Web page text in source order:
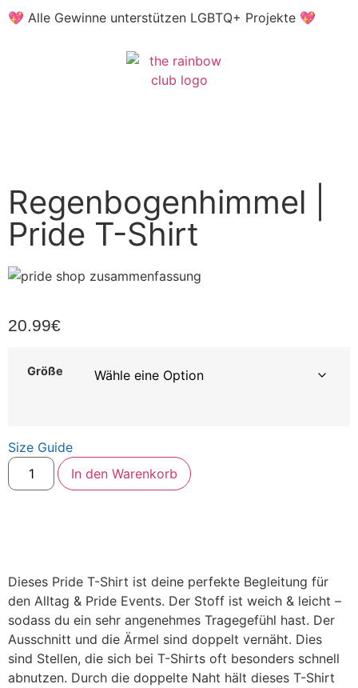
💖 Alle Gewinne unterstützen LGBTQ+ Projekte 💖
Regenbogenhimmel |
Pride T-Shirt
20.99€
Größe
Size Guide
In den Warenkorb
Dieses Pride T-Shirt ist deine perfekte Begleitung für
den Alltag & Pride Events. Der Stoff ist weich & leicht –
sodass du ein sehr angenehmes Tragegefühl hast. Der
Ausschnitt und die Ärmel sind doppelt vernäht. Dies
sind Stellen, die sich bei T-Shirts oft besonders schnell
abnutzen. Durch die doppelte Naht hält dieses T-Shirt